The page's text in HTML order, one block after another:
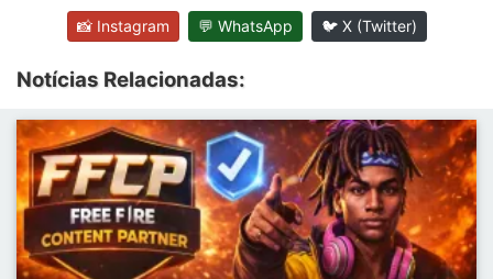
📸 Instagram 💬 WhatsApp 🐦 X (Twitter)
Notícias Relacionadas: